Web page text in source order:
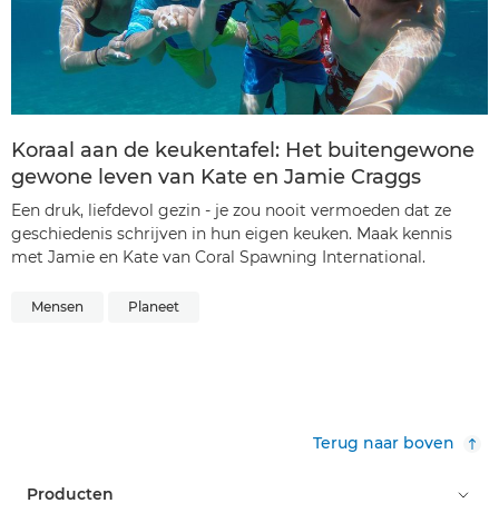
Koraal aan de keukentafel: Het buitengewone
gewone leven van Kate en Jamie Craggs
Een druk, liefdevol gezin - je zou nooit vermoeden dat ze
geschiedenis schrijven in hun eigen keuken. Maak kennis
met Jamie en Kate van Coral Spawning International.
Mensen Planeet
Terug naar boven
Producten